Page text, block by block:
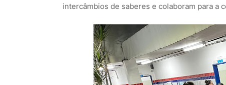
intercâmbios de saberes e colaboram para a